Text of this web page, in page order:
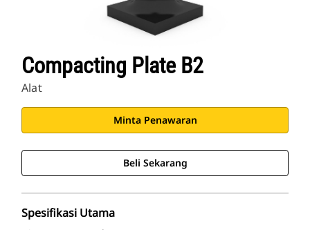
Compacting Plate B2
Alat
Minta Penawaran
Beli Sekarang
Spesifikasi Utama